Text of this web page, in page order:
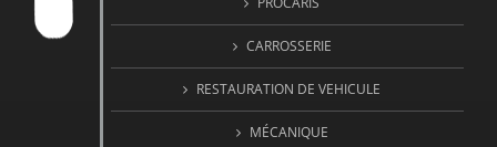
CARROSSERIE
RESTAURATION DE VEHICULE
MÉCANIQUE